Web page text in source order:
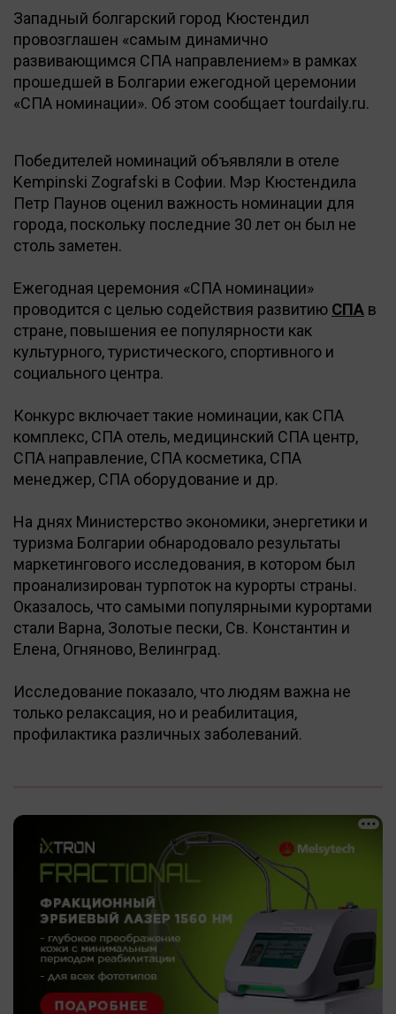
Западный болгарский город Кюстендил
провозглашен «самым динамично
развивающимся СПА направлением» в рамках
прошедшей в Болгарии ежегодной церемонии
«СПА номинации». Об этом сообщает tourdaily.ru.
Победителей номинаций объявляли в отеле
Kempinski Zografski в Софии. Мэр Кюстендила
Петр Паунов оценил важность номинации для
города, поскольку последние 30 лет он был не
столь заметен.
Ежегодная церемония «СПА номинации»
проводится с целью содействия развитию СПА в
стране, повышения ее популярности как
культурного, туристического, спортивного и
социального центра.
Конкурс включает такие номинации, как СПА
комплекс, СПА отель, медицинский СПА центр,
СПА направление, СПА косметика, СПА
менеджер, СПА оборудование и др.
На днях Министерство экономики, энергетики и
туризма Болгарии обнародовало результаты
маркетингового исследования, в котором был
проанализирован турпоток на курорты страны.
Оказалось, что самыми популярными курортами
стали Варна, Золотые пески, Св. Константин и
Елена, Огняново, Велинград.
Исследование показало, что людям важна не
только релаксация, но и реабилитация,
профилактика различных заболеваний.